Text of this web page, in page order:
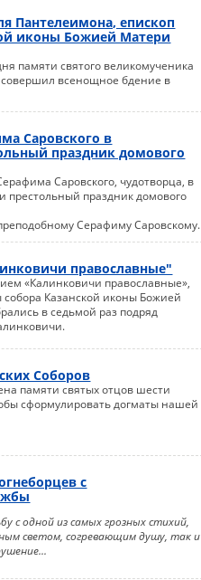
Пантелеимона, епископ
иконы Божией Матери
памяти святого великомученика
всенощное бдение в
Саровского в
праздник домового
Саровского, чудотворца, в
престольный праздник домового
Серафиму Саровскому.
православные"
«Калинковичи православные»,
Казанской иконы Божией
в седьмой раз подряд
Соборов
памяти святых отцов шести
сформулировать догматы нашей
с
с одной из самых грозных стихий,
светом, согревающим душу, так и